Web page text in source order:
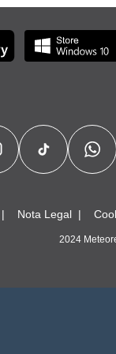
Nota Legal
2024